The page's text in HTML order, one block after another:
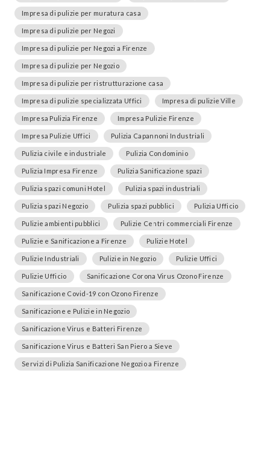
Impresa di pulizie per muratura casa
Impresa di pulizie per Negozi
Impresa di pulizie per Negozi a Firenze
Impresa di pulizie per Negozio
Impresa di pulizie per ristrutturazione casa
Impresa di pulizie specializzata Uffici Impresa di pulizie Ville
Impresa Pulizia Firenze Impresa Pulizie Firenze
Impresa Pulizie Uffici Pulizia Capannoni Industriali
Pulizia civile e industriale Pulizia Condominio
Pulizia Impresa Firenze Pulizia Sanificazione spazi
Pulizia spazi comuni Hotel Pulizia spazi industriali
Pulizia spazi Negozio Pulizia spazi pubblici Pulizia Ufficio
Pulizie ambienti pubblici Pulizie Centri commerciali Firenze
Pulizie e Sanificazione a Firenze Pulizie Hotel
Pulizie Industriali Pulizie in Negozio Pulizie Uffici
Pulizie Ufficio Sanificazione Corona Virus Ozono Firenze
Sanificazione Covid-19 con Ozono Firenze
Sanificazione e Pulizie in Negozio
Sanificazione Virus e Batteri Firenze
Sanificazione Virus e Batteri San Piero a Sieve
Servizi di Pulizia Sanificazione Negozio a Firenze